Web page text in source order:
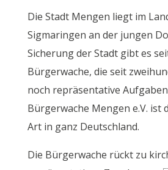
Die Stadt Mengen liegt im
Sigmaringen an der jungen
Sicherung der Stadt gibt es
Bürgerwache, die seit
noch repräsentative
Bürgerwache Mengen e.V. ist
Art in ganz Deutschland.
Die Bürgerwache rückt zu